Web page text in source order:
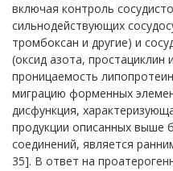
включая контроль
сильнодействующих
тромбоксан и другие) и
(оксид азота, простациклин
проницаемость
миграцию форменных
дисфункция,
продукции описанных выше
соединений, является
35]. В ответ на